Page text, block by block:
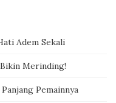
Adem Sekali
Bikin Merinding!
Pemainnya